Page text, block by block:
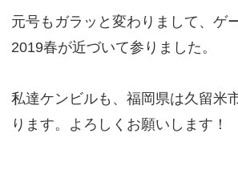
元号もガラッと変わりまして、ゲ
2019春が近づいて参りました。
私達ケンビルも、福岡県は久留米
ります。よろしくお願いします！